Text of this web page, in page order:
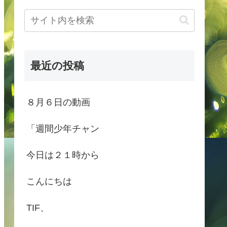
最近の投稿
８月６日の動画
「週間少年チャン
今日は２１時から
こんにちは
TIF、